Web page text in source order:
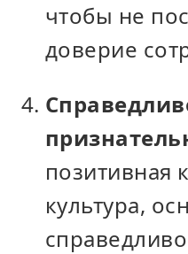
чтобы не
доверие
позитивная
культура,